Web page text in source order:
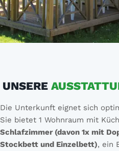
UNSERE
Die Unterkunft eignet sich
Sie bietet 1 Wohnraum mit
Schlafzimmer (davon 1x mit
Stockbett und Einzelbett), ein